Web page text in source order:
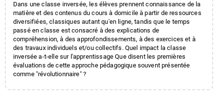
Dans une classe inversée, les élèves prennent connaissance de la
matière et des contenus du cours à domicile à partir de ressources
diversifiées, classiques autant qu'en ligne, tandis que le temps
passé en classe est consacré à des explications de
compréhension, à des approfondissements, à des exercices et à
des travaux individuels et/ou collectifs. Quel impact la classe
inversée a-t-elle sur l'apprentissage Que disent les premières
évaluations de cette approche pédagogique souvent présentée
comme "révolutionnaire" ?